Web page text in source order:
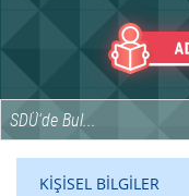
INTERNATIONAL
KİŞİSEL BİLGİLER